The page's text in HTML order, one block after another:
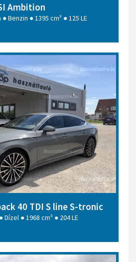
Ambition
Benzin ● 1395 cm³ ● 125 LE
40 TDI S line S-tronic
Dízel ● 1968 cm³ ● 204 LE